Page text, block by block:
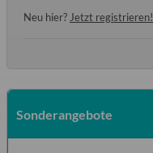
Neu hier?Jetzt registrieren!
Sonderangebote